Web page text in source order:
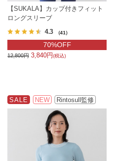
【SUKALA】カップ付きフィット
ロングスリーブ
4.3 （41）
70%OFF
12,800円 3,840円(税込)
SALE NEW Rintosull監修